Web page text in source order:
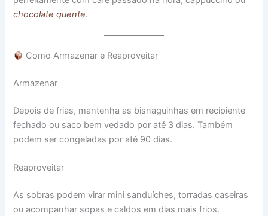
chocolate quente.
Como Armazenar e Reaproveitar
Armazenar
Depois de frias, mantenha as bisnaguinhas em recipiente
fechado ou saco bem vedado por até 3 dias. Também
podem ser congeladas por até 90 dias.
Reaproveitar
As sobras podem virar mini sanduíches, torradas caseiras
ou acompanhar sopas e caldos em dias mais frios.